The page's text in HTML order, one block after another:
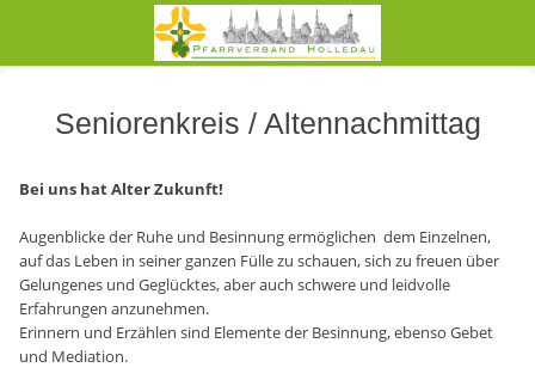
Seniorenkreis / Altennachmittag
Bei uns hat Alter Zukunft!
Augenblicke der Ruhe und Besinnung ermöglichen dem Einzelnen,
auf das Leben in seiner ganzen Fülle zu schauen, sich zu freuen über
Gelungenes und Geglücktes, aber auch schwere und leidvolle
Erfahrungen anzunehmen.
Erinnern und Erzählen sind Elemente der Besinnung, ebenso Gebet
und Mediation.